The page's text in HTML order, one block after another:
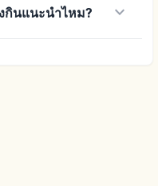
กินแนะนำไหม? keyboard_arrow_down